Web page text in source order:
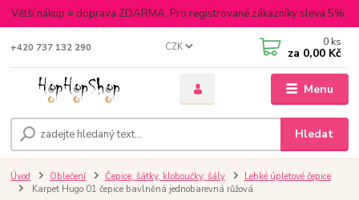
Větší nákup = doprava ZDARMA. Pro registrované zákazníky sleva 5%.
Menu
CZK
Hledat
+420 737 132 290 0 ks
za 0,00 Kč
Úvod Oblečení Čepice, šátky, kloboučky, šály
Lehké úpletové čepice
Karpet Hugo 01 čepice bavlněná jednobarevná růžová